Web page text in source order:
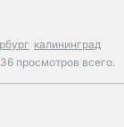
калининград
36 просмотров всего.